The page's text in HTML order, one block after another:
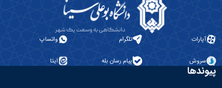
سنجی
همایش‌ها
انتشارات
دانشگاه
آپارات تلگرام واتساپ
سروش پیام رسان بله ایتا
پیوندها